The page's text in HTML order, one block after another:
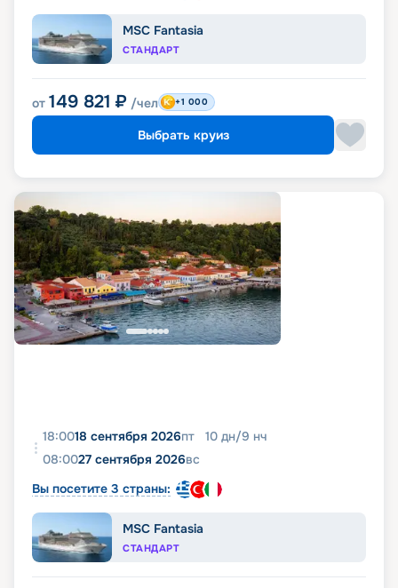
MSC Fantasia
СТАНДАРТ
от 149 821 ₽ /чел +1 000
Выбрать круиз
18:0018 сентября 2026пт 10 дн/9 нч
08:0027 сентября 2026вс
Вы посетите 3 страны:
MSC Fantasia
СТАНДАРТ